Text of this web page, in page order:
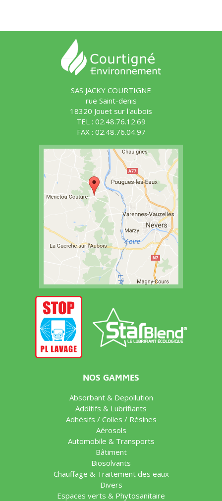
SAS JACKY COURTIGNE
rue Saint-denis
18320 Jouet sur l'aubois
TEL : 02.48.76.12.69
FAX : 02.48.76.04.97
NOS GAMMES
Absorbant & Depollution
Additifs & Lubrifiants
Adhésifs / Colles / Résines
Aérosols
Automobile & Transports
Bâtiment
Biosolvants
Chauffage & Traitement des eaux
Divers
Espaces verts & Phytosanitaire